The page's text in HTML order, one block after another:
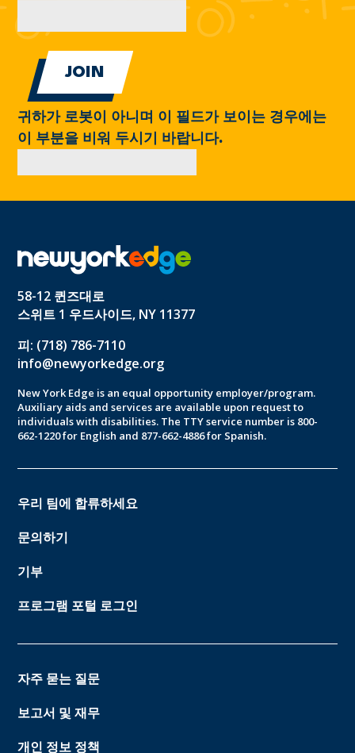
귀하가 로봇이 아니며 이 필드가 보이는 경우에는
이 부분을 비워 두시기 바랍니다.
58-12 퀸즈대로
스위트 1 우드사이드, NY 11377
피: (718) 786-7110
info@newyorkedge.org
New York Edge is an equal opportunity employer/program.
Auxiliary aids and services are available upon request to
individuals with disabilities. The TTY service number is 800-
662-1220 for English and 877-662-4886 for Spanish.
우리 팀에 합류하세요
문의하기
기부
프로그램 포털 로그인
자주 묻는 질문
보고서 및 재무
개인 정보 정책